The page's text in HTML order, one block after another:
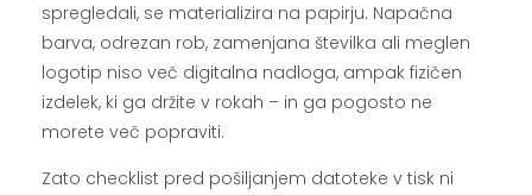
spregledali, se materializira na papirju. Napačna
barva, odrezan rob, zamenjana številka ali meglen
logotip niso več digitalna nadloga, ampak fizičen
izdelek, ki ga držite v rokah – in ga pogosto ne
morete več popraviti.
Zato checklist pred pošiljanjem datoteke v tisk ni